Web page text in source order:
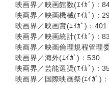
映画界／映画館数(ｴｲｶﾞ)：
映画界／映画機械(ｴｲｶﾞ)：
映画界／映画賞(ｴｲｶﾞ)：401
映画界／映画統計(ｴｲｶﾞ)：
映画界／映画倫理規程管理
映画界／海外(ｴｲｶﾞ)：530
映画界／芸能選奨(ｴｲｶﾞ)：
映画界／国際映画祭(ｴｲｶﾞ)